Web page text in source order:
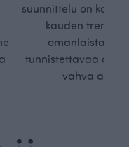
suunnittelu on
kauden
omanlaista,
tunnistettavaa
vahva